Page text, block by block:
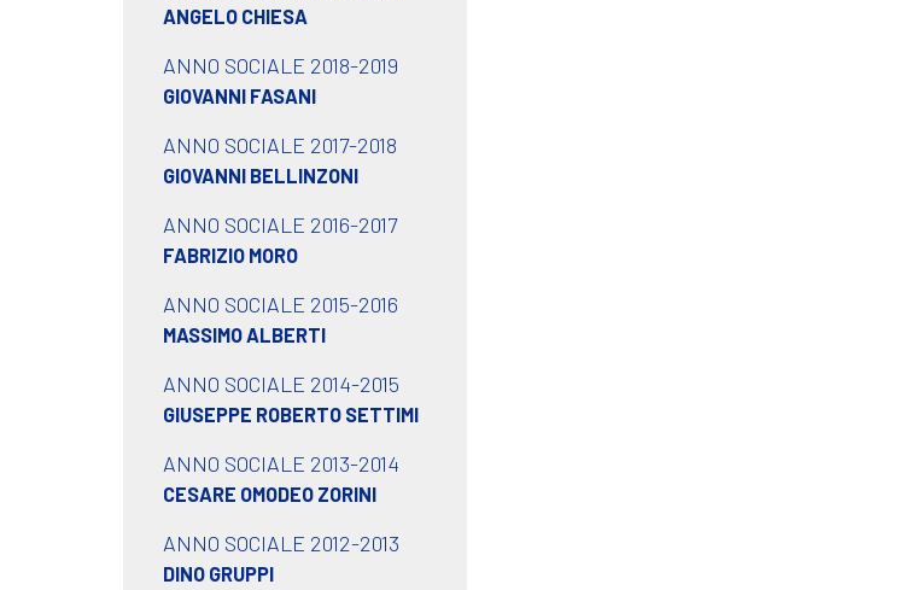
ANGELO CHIESA
ANNO SOCIALE 2018-2019
GIOVANNI FASANI
ANNO SOCIALE 2017-2018
GIOVANNI BELLINZONI
ANNO SOCIALE 2016-2017
FABRIZIO MORO
ANNO SOCIALE 2015-2016
MASSIMO ALBERTI
ANNO SOCIALE 2014-2015
GIUSEPPE ROBERTO SETTIMI
ANNO SOCIALE 2013-2014
CESARE OMODEO ZORINI
ANNO SOCIALE 2012-2013
DINO GRUPPI